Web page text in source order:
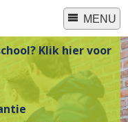
MENU
Klik hier voor